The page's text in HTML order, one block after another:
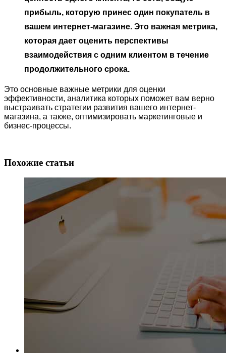
прибыль, которую принес один покупатель в
вашем интернет-магазине. Это важная метрика,
которая дает оценить перспективы
взаимодействия с одним клиентом в течение
продолжительного срока.
Это основные важные метрики для оценки
эффективности, аналитика которых поможет вам верно
выстраивать стратегии развития вашего интернет-
магазина, а также, оптимизировать маркетинговые и
бизнес-процессы.
Похожие статьи